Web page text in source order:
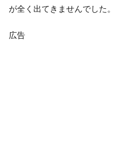
が全く出てきませんでした。
広告